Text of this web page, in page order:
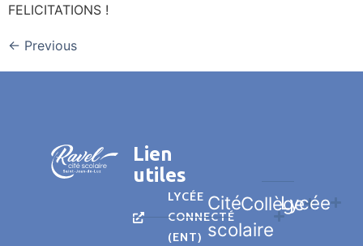
FELICITATIONS !
← Previous
Cité
scolaire
CollègeLycée
Lien
utiles
LYCÉE
CONNECTÉ
(ENT)